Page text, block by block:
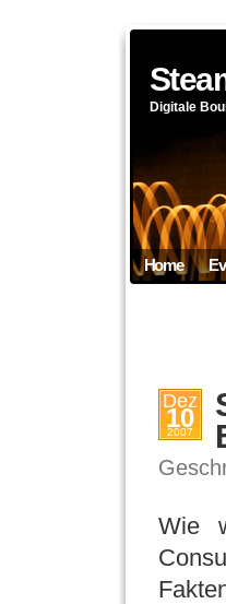
Digitale
Home
Dez
10
2007
Wie